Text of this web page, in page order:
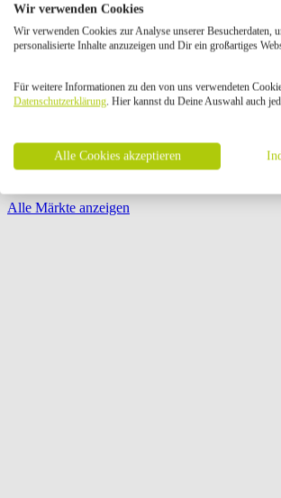
{{
{{ store.label }}
{{ store.street }} {{ store.streetNumber }}
{{ store.zipCode }} {{ store.city }}
Öffnungszeiten:
Seite {{ pagination.page }} von {{
Alle Märkte anzeigen
Wir verwenden Cookies
Wir verwenden Cookies zur Analyse unserer Besucherdaten,
personalisierte Inhalte anzuzeigen und Dir ein großartiges
Für weitere Informationen zu den von uns verwendeten
Datenschutzerklärung. Hier kannst du Deine Auswahl auch
Alle Cookies akzeptieren